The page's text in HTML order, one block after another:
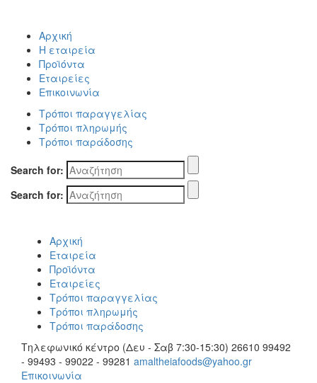
Αρχική
Η εταιρεία
Προϊόντα
Εταιρείες
Επικοινωνία
Τρόποι παραγγελίας
Τρόποι πληρωμής
Τρόποι παράδοσης
Search for:
Search for:
Αρχική
Εταιρεία
Προϊόντα
Εταιρείες
Τρόποι παραγγελίας
Τρόποι πληρωμής
Τρόποι παράδοσης
Τηλεφωνικό κέντρο (Δευ - Σαβ 7:30-15:30) 26610 99492
- 99493 - 99022 - 99281 amaltheiafoods@yahoo.gr
Επικοινωνία